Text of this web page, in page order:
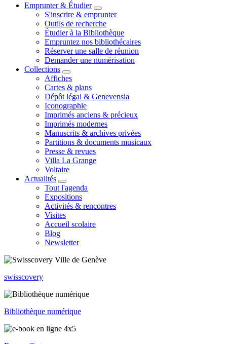
Emprunter & Étudier
S'inscrire & emprunter
Outils de recherche
Étudier à la Bibliothèque
Empruntez nos bibliothécaires
Réserver une salle de réunion
Demander une numérisation
Collections
Affiches
Cartes & plans
Dépôt légal & Genevensia
Iconographie
Imprimés anciens & précieux
Imprimés modernes
Manuscrits & archives privées
Partitions & documents musicaux
Presse & revues
Villa La Grange
Voltaire
Actualités
Tout l'agenda
Expositions
Activités & rencontres
Visites
Accueil scolaire
Blog
Newsletter
swisscovery
Bibliothèque numérique